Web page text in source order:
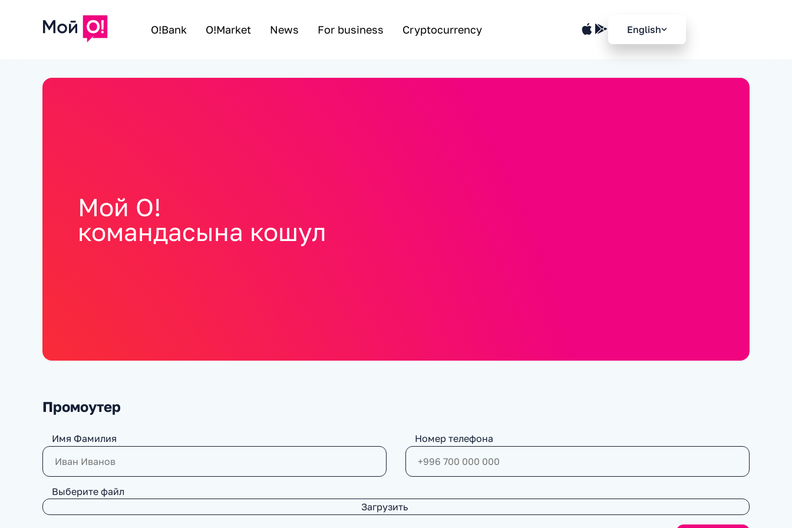
O!Bank O!Market News For business Cryptocurrency English
Мой О!
командасына кошул
Промоутер
Имя Фамилия Номер телефона
Выберите файл
Загрузить